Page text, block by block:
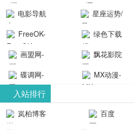
航-办公运营
院-哪吒影院
提供最新、
最全的高清
电影、电视
剧、动漫和
综艺节目免
费观看。平
台内容丰
电影导航
- 免费看电影
就来这！ | 快
导航网-免费
看电影就来
这！收录大
量免费看电
影网站！
星座运势/
最星座/美国
神婆星座网
FreeOK-
FreeOK影视
官网-最新影
视资源|追剧
也很卷
绿色下载
吧
画盟网-
画师联盟官
网
_huashilm.com_
动漫综合
飘花影院
网
碟调网-
碟调网为您
提供最新电
视剧和2025
MX动漫-
漫免费在线
观看
入站排行
岚柏博客 百度